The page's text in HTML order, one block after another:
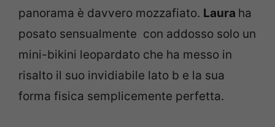
panorama è davvero mozzafiato. Laura ha
posato sensualmente con addosso solo un
mini-bikini leopardato che ha messo in
risalto il suo invidiabile lato b e la sua
forma fisica semplicemente perfetta.